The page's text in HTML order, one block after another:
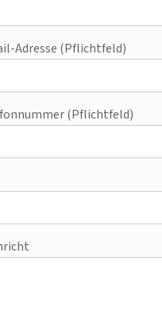
Adresse (Pflichtfeld)
(Pflichtfeld)